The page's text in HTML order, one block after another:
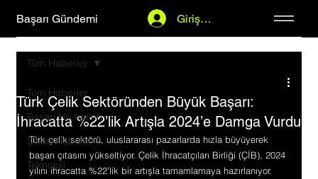
Başarı Gündemi Giriş Yap
Tüm Haberler
Başarı Hikayeleri
Şirket Haberleri
Teknoloji
Tüm Haberler
Türk Çelik Sektöründen Büyük Başarı:
İhracatta %22’lik Artışla 2024’e Damga Vurdu
Türk çelik sektörü, uluslararası pazarlarda hızla büyüyerek
başarı çıtasını yükseltiyor. Çelik İhracatçıları Birliği (ÇİB), 2024
yılını ihracatta %22’lik bir artışla tamamlamaya hazırlanıyor.